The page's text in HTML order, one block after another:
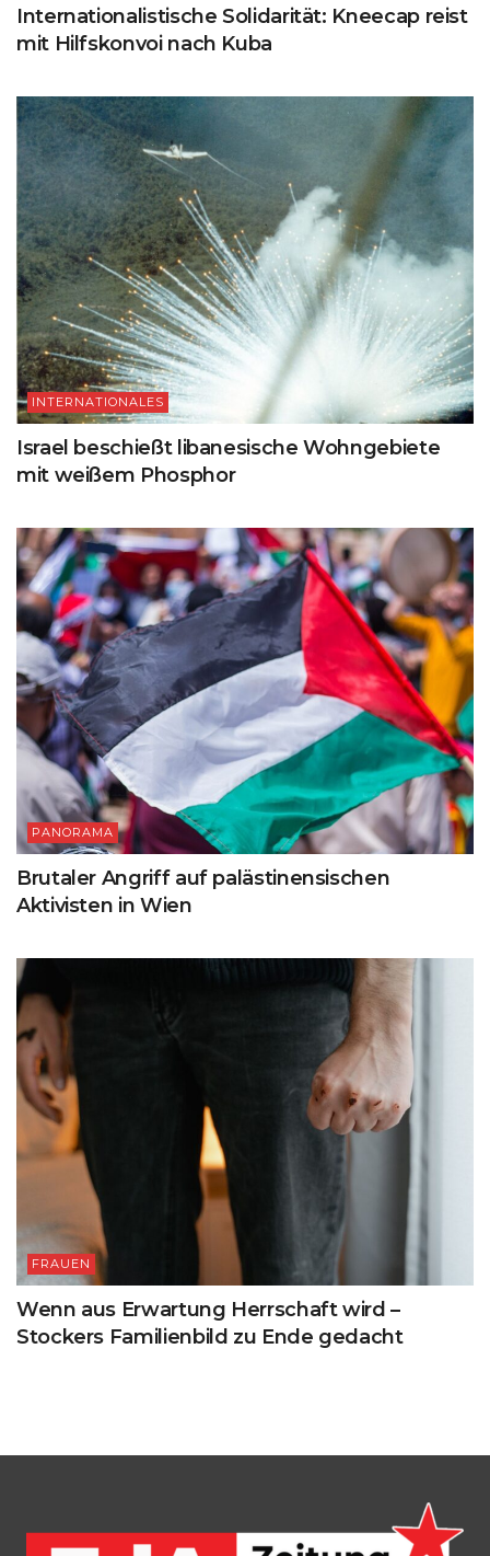
Internationalistische Solidarität: Kneecap reist
mit Hilfskonvoi nach Kuba
INTERNATIONALES
Israel beschießt libanesische Wohngebiete
mit weißem Phosphor
PANORAMA
Brutaler Angriff auf palästinensischen
Aktivisten in Wien
FRAUEN
Wenn aus Erwartung Herrschaft wird –
Stockers Familienbild zu Ende gedacht